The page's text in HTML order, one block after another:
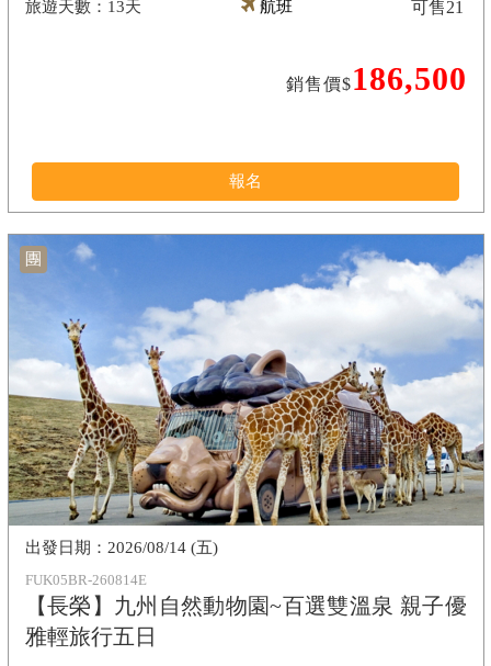
13天 航班
銷售價$186,500
可售21
報名
團
FUK05BR-260814E
【長榮】九州自然動物園~百選雙溫泉 親子優
雅輕旅行五日
2026/08/14 (五)